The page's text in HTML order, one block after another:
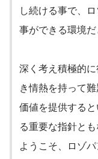
し続ける事で、
事ができる環境だ
深く考え積極的
き情熱を持って
価値を提供する
る重要な指針とも
ようこそ、ロゾ